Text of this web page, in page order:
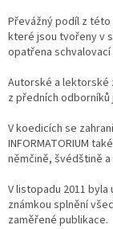
Převážný podíl z
které jsou tvořeny v
opatřena schvalovací
Autorské a lektorské
z předních
V koedicích se
INFORMATORIUM
němčině, švédštině
V listopadu 2011
známkou splnění
zaměřené publikace.